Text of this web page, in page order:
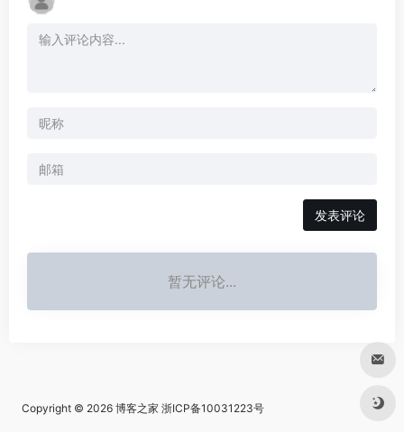
发表评论
暂无评论...
Copyright © 2026 博客之家 浙ICP备10031223号